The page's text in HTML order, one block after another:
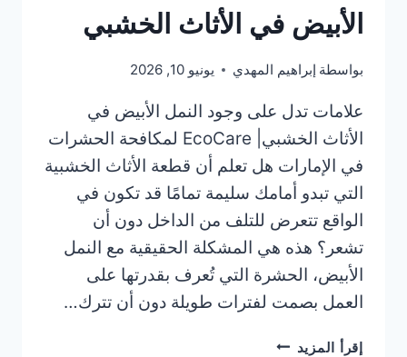
الأبيض في الأثاث الخشبي
بواسطة إبراهيم المهدي يونيو 10, 2026
علامات تدل على وجود النمل الأبيض في
الأثاث الخشبي| EcoCare لمكافحة الحشرات
في الإمارات هل تعلم أن قطعة الأثاث الخشبية
التي تبدو أمامك سليمة تمامًا قد تكون في
الواقع تتعرض للتلف من الداخل دون أن
تشعر؟ هذه هي المشكلة الحقيقية مع النمل
الأبيض، الحشرة التي تُعرف بقدرتها على
العمل بصمت لفترات طويلة دون أن تترك…
إقرأ المزيد علامات